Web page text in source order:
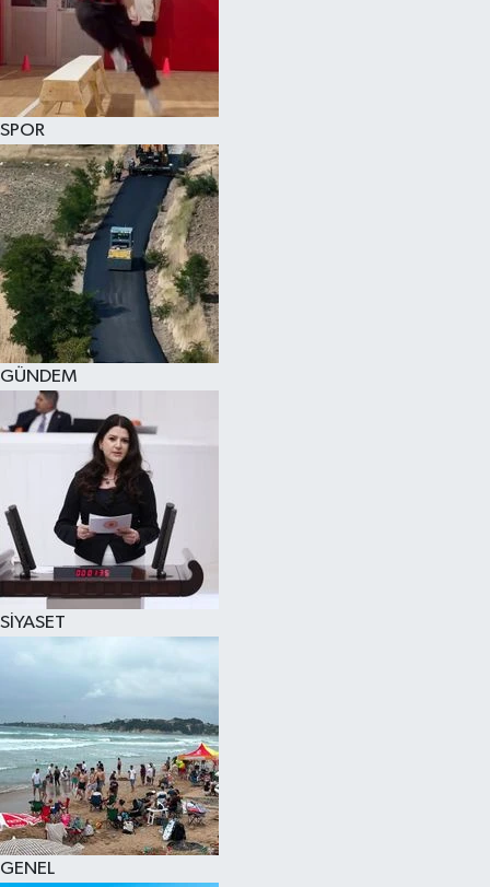
SPOR
GÜNDEM
SİYASET
GENEL
KÜLTÜR SANAT
MAGAZİN
SAĞLIK
SİYASET
SPOR
TEKNOLOJİ
VİZYONDAKİLER
YAŞAM